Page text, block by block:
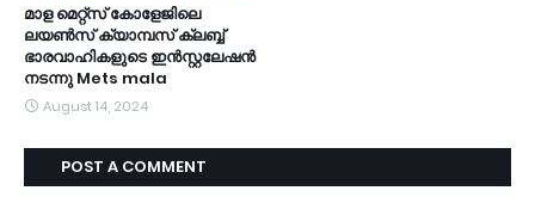
മാള മെറ്റ്സ് കോളേജിലെ
ലയൺസ് ക്യാമ്പസ് ക്ലബ്ബ്
ഭാരവാഹികളുടെ ഇൻസ്റ്റലേഷൻ
നടന്നു Mets mala
August 14, 2024
POST A COMMENT